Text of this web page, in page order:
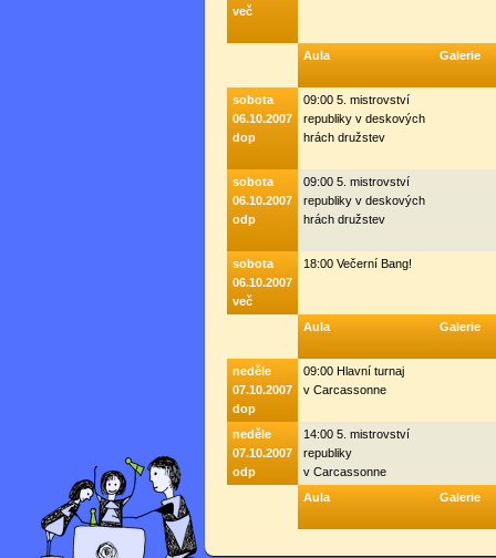
več
Aula Galerie
sobota
06.10.2007
dop
09:00 5. mistrovství
republiky v deskových
hrách družstev
sobota
06.10.2007
odp
09:00 5. mistrovství
republiky v deskových
hrách družstev
sobota
06.10.2007
več
18:00 Večerní Bang!
Aula Galerie
neděle
07.10.2007
dop
09:00 Hlavní turnaj
v Carcassonne
neděle
07.10.2007
odp
14:00 5. mistrovství
republiky
v Carcassonne
Aula
Galerie